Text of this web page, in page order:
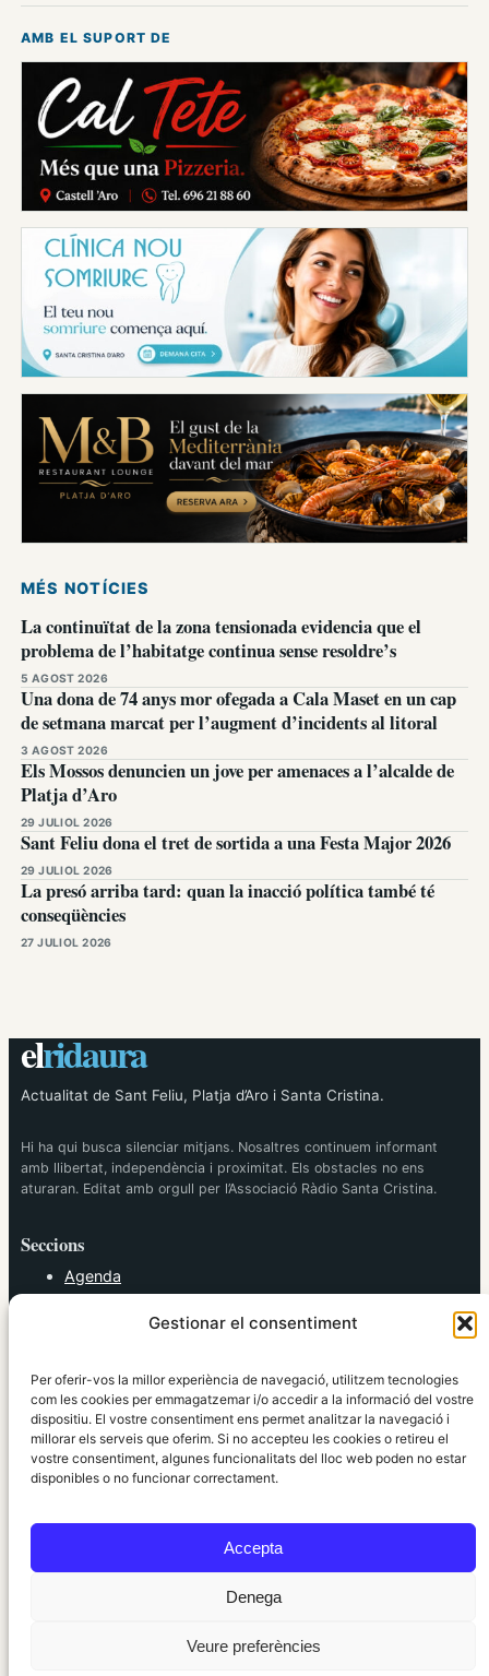
Gestionar el consentiment
Per oferir-vos la millor experiència de navegació, utilitzem tecnologies
com les cookies per emmagatzemar i/o accedir a la informació del vostre
dispositiu. El vostre consentiment ens permet analitzar la navegació i
millorar els serveis que oferim. Si no accepteu les cookies o retireu el
vostre consentiment, algunes funcionalitats del lloc web poden no estar
disponibles o no funcionar correctament.
Accepta
Denega
Veure preferències
AMB EL SUPORT DE
MÉS NOTÍCIES
La continuïtat de la zona tensionada evidencia que el
problema de l’habitatge continua sense resoldre’s
5 AGOST 2026
Una dona de 74 anys mor ofegada a Cala Maset en un cap
de setmana marcat per l’augment d’incidents al litoral
3 AGOST 2026
Els Mossos denuncien un jove per amenaces a l’alcalde de
Platja d’Aro
29 JULIOL 2026
Sant Feliu dona el tret de sortida a una Festa Major 2026
29 JULIOL 2026
La presó arriba tard: quan la inacció política també té
conseqüències
27 JULIOL 2026
elridaura
Actualitat de Sant Feliu, Platja d’Aro i Santa Cristina.
Hi ha qui busca silenciar mitjans. Nosaltres continuem informant
amb llibertat, independència i proximitat. Els obstacles no ens
aturaran. Editat amb orgull per l’Associació Ràdio Santa Cristina.
Seccions
Agenda
Cultura
Política
Societat
Tendències
elRidaura.com